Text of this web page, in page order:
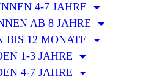
4-7 JAHRE
AB 8 JAHRE
BIS 12 MONATE
1-3 JAHRE
4-7 JAHRE